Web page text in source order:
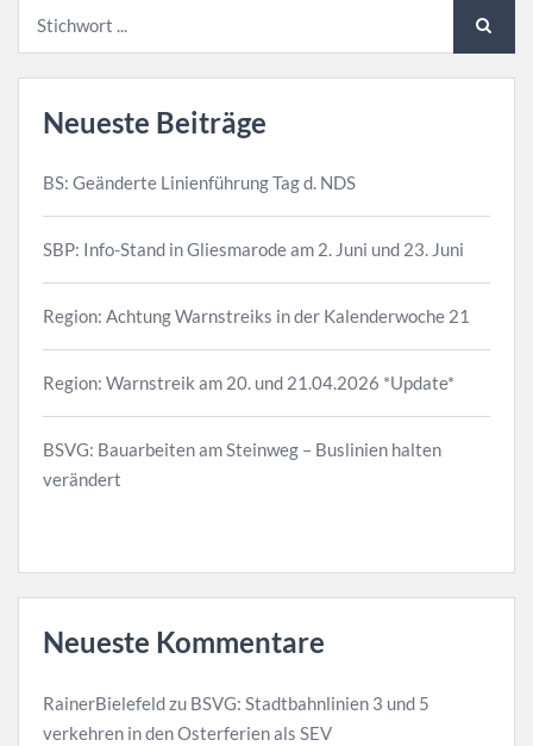
Neueste Beiträge
BS: Geänderte Linienführung Tag d. NDS
SBP: Info-Stand in Gliesmarode am 2. Juni und 23. Juni
Region: Achtung Warnstreiks in der Kalenderwoche 21
Region: Warnstreik am 20. und 21.04.2026 *Update*
BSVG: Bauarbeiten am Steinweg – Buslinien halten
verändert
Neueste Kommentare
RainerBielefeldzu BSVG: Stadtbahnlinien 3 und 5
verkehren in den Osterferien als SEV